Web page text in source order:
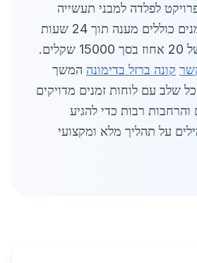
לפלדה למבני תעשייה
בדימונה. לוחות זמנים כוללים מענה תוך 24 שעות
קונה ברזל בדימונה המשך
שלב עם לוחות זמנים מדויקים
רבות כדי להגיע
1200 מילים על תהליך מלא ומקצועי